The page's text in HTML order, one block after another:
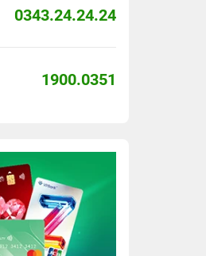
0343.24.24.24
1900.0351